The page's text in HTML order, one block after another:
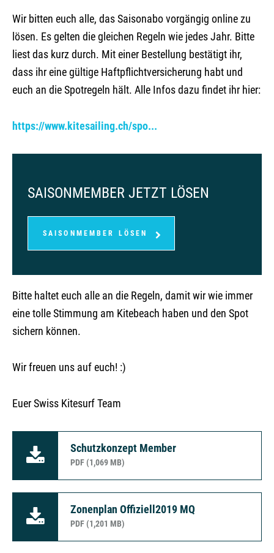
Wetter Snowkiten
Unterkünfte
Eisplatz - Curling - Hockeyfeld
Schwarzeis Engadinerseen
Sportzentrum
Restaurant Mulets
Wir bitten euch alle, das Saisonabo vorgängig online zu
lösen. Es gelten die gleichen Regeln wie jedes Jahr. Bitte
liest das kurz durch. Mit einer Bestellung bestätigt ihr,
dass ihr eine gültige Haftpflichtversicherung habt und
euch an die Spotregeln hält. Alle Infos dazu findet ihr hier:
https://www.kitesailing.ch/spo...
SAISONMEMBER JETZT LÖSEN
SAISONMEMBER LÖSEN
Bitte haltet euch alle an die Regeln, damit wir wie immer
eine tolle Stimmung am Kitebeach haben und den Spot
sichern können.
Wir freuen uns auf euch! :)
Euer Swiss Kitesurf Team
Schutzkonzept Member
PDF (1,069 MB)
Zonenplan Offiziell2019 MQ
PDF (1,201 MB)